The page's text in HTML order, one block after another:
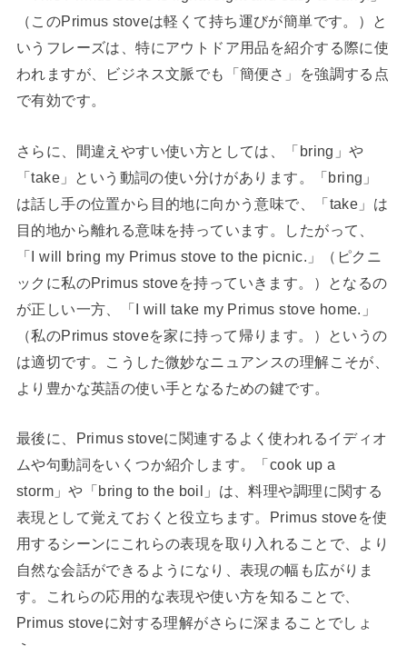
（このPrimus stoveは軽くて持ち運びが簡単です。）と
いうフレーズは、特にアウトドア用品を紹介する際に使
われますが、ビジネス文脈でも「簡便さ」を強調する点
で有効です。
さらに、間違えやすい使い方としては、「bring」や
「take」という動詞の使い分けがあります。「bring」
は話し手の位置から目的地に向かう意味で、「take」は
目的地から離れる意味を持っています。したがって、
「I will bring my Primus stove to the picnic.」（ピクニ
ックに私のPrimus stoveを持っていきます。）となるの
が正しい一方、「I will take my Primus stove home.」
（私のPrimus stoveを家に持って帰ります。）というの
は適切です。こうした微妙なニュアンスの理解こそが、
より豊かな英語の使い手となるための鍵です。
最後に、Primus stoveに関連するよく使われるイディオ
ムや句動詞をいくつか紹介します。「cook up a
storm」や「bring to the boil」は、料理や調理に関する
表現として覚えておくと役立ちます。Primus stoveを使
用するシーンにこれらの表現を取り入れることで、より
自然な会話ができるようになり、表現の幅も広がりま
す。これらの応用的な表現や使い方を知ることで、
Primus stoveに対する理解がさらに深まることでしょ